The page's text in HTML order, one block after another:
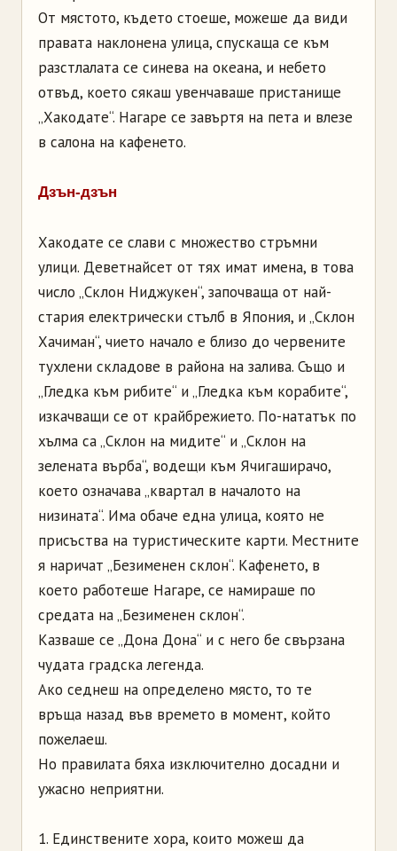
От мястото, където стоеше, можеше да види
правата наклонена улица, спускаща се към
разстлалата се синева на океана, и небето
отвъд, което сякаш увенчаваше пристанище
„Хакодате“. Нагаре се завъртя на пета и влезе
в салона на кафенето.
Дзън-дзън
Хакодате се слави с множество стръмни
улици. Деветнайсет от тях имат имена, в това
число „Склон Ниджукен“, започваща от най-
стария електрически стълб в Япония, и „Склон
Хачиман“, чието начало е близо до червените
тухлени складове в района на залива. Също и
„Гледка към рибите“ и „Гледка към корабите“,
изкачващи се от крайбрежието. По-нататък по
хълма са „Склон на мидите“ и „Склон на
зелената върба“, водещи към Ячигаширачо,
което означава „квартал в началото на
низината“. Има обаче една улица, която не
присъства на туристическите карти. Местните
я наричат „Безименен склон“. Кафенето, в
което работеше Нагаре, се намираше по
средата на „Безименен склон“.
Казваше се „Дона Дона“ и с него бе свързана
чудата градска легенда.
Ако седнеш на определено място, то те
връща назад във времето в момент, който
пожелаеш.
Но правилата бяха изключително досадни и
ужасно неприятни.
1. Единствените хора, които можеш да